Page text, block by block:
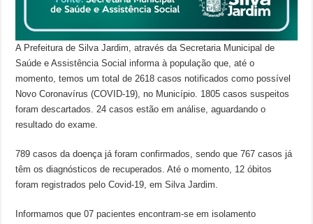
A Prefeitura de Silva Jardim, através da Secretaria Municipal de
Saúde e Assistência Social informa à população que, até o
momento, temos um total de 2618 casos notificados como possível
Novo Coronavírus (COVID-19), no Município. 1805 casos suspeitos
foram descartados. 24 casos estão em análise, aguardando o
resultado do exame.
789 casos da doença já foram confirmados, sendo que 767 casos já
têm os diagnósticos de recuperados. Até o momento, 12 óbitos
foram registrados pelo Covid-19, em Silva Jardim.
Informamos que 07 pacientes encontram-se em isolamento